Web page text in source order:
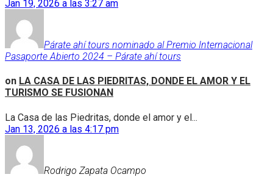
Jan 19, 2026 a las 3:27 am
Párate ahí tours nominado al Premio Internacional
Pasaporte Abierto 2024 – Párate ahí tours
on LA CASA DE LAS PIEDRITAS, DONDE EL AMOR Y EL
TURISMO SE FUSIONAN
La Casa de las Piedritas, donde el amor y el...
Jan 13, 2026 a las 4:17 pm
Rodrigo Zapata Ocampo